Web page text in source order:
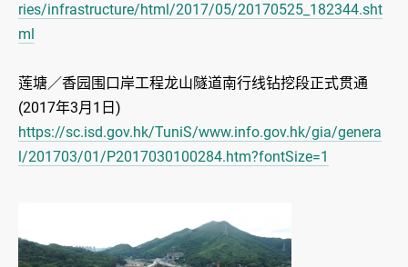
ries/infrastructure/html/2017/05/20170525_182344.sht
ml
莲塘／香园围口岸工程龙山隧道南行线钻挖段正式贯通
(2017年3月1日)
https://sc.isd.gov.hk/TuniS/www.info.gov.hk/gia/genera
l/201703/01/P2017030100284.htm?fontSize=1